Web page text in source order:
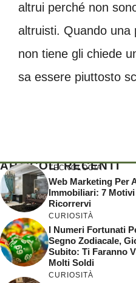
altrui perché non
altruisti. Quando una
non tiene gli chiede
sa essere piuttosto
ARTICOLI RECENTI
TECNOLOGIA
Web Marketing Per
Immobiliari: 7
Ricorrervi
CURIOSITÀ
I Numeri Fortunati
Segno Zodiacale,
Subito: Ti Faranno
Molti Soldi
CURIOSITÀ